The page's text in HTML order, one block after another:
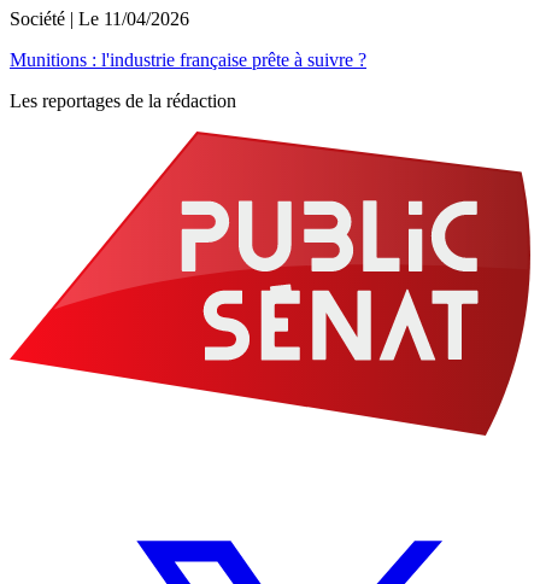
Société | Le 11/04/2026
Munitions : l'industrie française prête à suivre ?
Les reportages de la rédaction